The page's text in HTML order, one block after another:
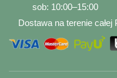
sob: 10:00–15:00
Dostawa na terenie całej